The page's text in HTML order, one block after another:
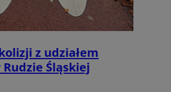
z udziałem
Śląskiej